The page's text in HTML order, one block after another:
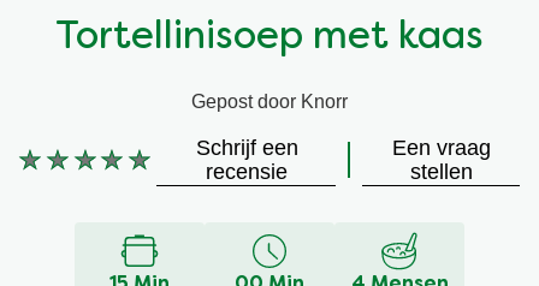
Vegetarisch
Groentewraps
Gelegenheden
Kruiding
Kant en Klaar
Snackpots
Tortellinisoep met kaas
Gepost door Knorr
Geen
Schrijf een
recensie
Een vraag
stellen